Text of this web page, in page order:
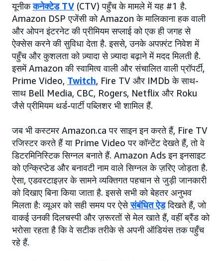
यूनीककनेक्टेड TV (CTV) पहुँच के मामले में यह #1 है.
Amazon DSP एजेंसी को Amazon के मालिकाना हक वाली
और ओपन इंटरनेट की प्रीमियम सप्लाई को एक ही जगह से
ऐक्सेस करने की सुविधा देता है. इससे, उनके अपफ़्रंट निवेश में
पहुँच और कुशलता को ज़्यादा से ज़्यादा बढ़ाने में मदद मिलती है.
इसमें Amazon की स्वामित्व वाली और संचालित वाली प्रॉपर्टी,
Prime Video, Twitch, Fire TV और IMDb के साथ-
साथ Bell Media, CBC, Rogers, Netflix और Roku
जैसे प्रीमियम थर्ड-पार्टी पब्लिशर भी शामिल हैं.
जब भी कस्टमर Amazon.ca पर साइन इन करते हैं, Fire TV
रजिस्टर करते हैं या Prime Video पर कॉन्टेंट देखते हैं, तो वे
डिटरमिनिस्टिक सिग्नल बनाते हैं. Amazon Ads इन इनसाइट
को एन्क्रिप्टेड और बनावटी नाम वाले सिग्नल के ज़रिए जोड़ता है.
ऐसा, एडवरटाइज़र के सामने व्यक्तिगत पहचान से जुड़ी जानकारी
को दिखाए बिना किया जाता है. इससे सभी को बेहतर अनुभव
मिलता है: व्यूअर को सही समय पर ऐसेसंबंधित ऐडदिखते हैं, जो
वाकई उनकी दिलचस्पी और ज़रूरतों से मेल खाते हैं, वहीं ब्रैंड को
भरोसा रहता है कि वे सटीक तरीके से अपनी ऑडियंस तक पहुँच
रहे हैं.